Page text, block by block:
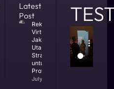
Latest
Post
Rekomendasi
Virtual Office
Jakarta
Utara yang
Strategis
untuk Bisnis
Profesional
July 23, 2026